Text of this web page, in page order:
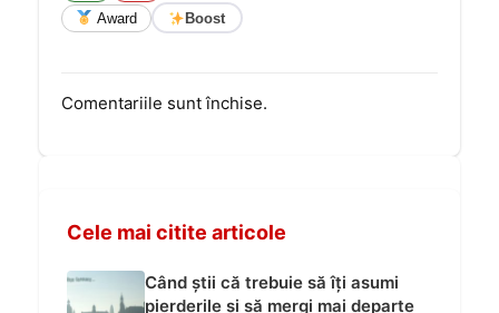
Award Boost
Comentariile sunt închise.
Cele mai citite articole
Când știi că trebuie să îți asumi
pierderile și să mergi mai departe